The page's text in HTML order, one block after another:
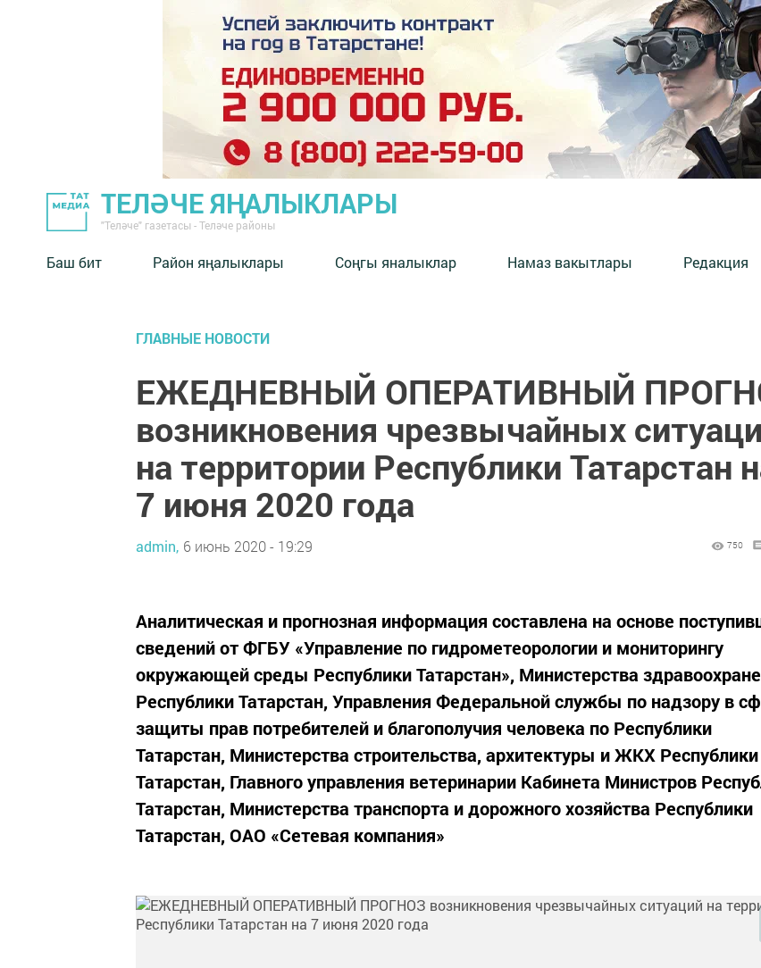
ТЕЛӘЧЕ ЯҢАЛЫКЛАРЫ
"Теләче" газетасы - Теләче районы
Баш бит Район яңалыклары Соңгы яналыклар Намаз вакытлары Редакция
ГЛАВНЫЕ НОВОСТИ
ЕЖЕДНЕВНЫЙ ОПЕРАТИВНЫЙ
возникновения чрезвычайных
на территории Республики Татарстан
7 июня 2020 года
admin, 6 июнь 2020 - 19:29 750
Аналитическая и прогнозная информация составлена на основе
сведений от ФГБУ «Управление по гидрометеорологии и мониторингу
окружающей среды Республики Татарстан», Министерства
Республики Татарстан, Управления Федеральной службы по надзору в
защиты прав потребителей и благополучия человека по Республики
Татарстан, Министерства строительства, архитектуры и ЖКХ Республики
Татарстан, Главного управления ветеринарии Кабинета Министров
Татарстан, Министерства транспорта и дорожного хозяйства Республики
Татарстан, ОАО «Сетевая компания»